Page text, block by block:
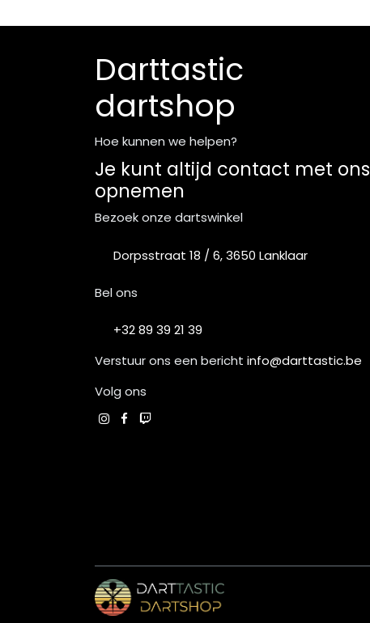
Darttastic
dartshop
Hoe kunnen we helpen?
Je kunt altijd contact met ons
opnemen
Bezoek onze dartswinkel
Dorpsstraat 18 / 6, 3650 Lanklaar
Bel ons
+32 89 39 21 39
Verstuur ons een bericht info@darttastic.be
Volg ons